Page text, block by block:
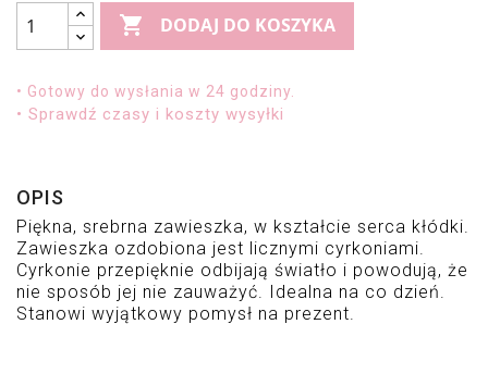
 DODAJ DO KOSZYKA
• Gotowy do wysłania w 24 godziny.
• Sprawdź czasy i koszty wysyłki
OPIS
Piękna, srebrna zawieszka, w kształcie serca kłódki.
Zawieszka ozdobiona jest licznymi cyrkoniami.
Cyrkonie przepięknie odbijają światło i powodują, że
nie sposób jej nie zauważyć. Idealna na co dzień.
Stanowi wyjątkowy pomysł na prezent.